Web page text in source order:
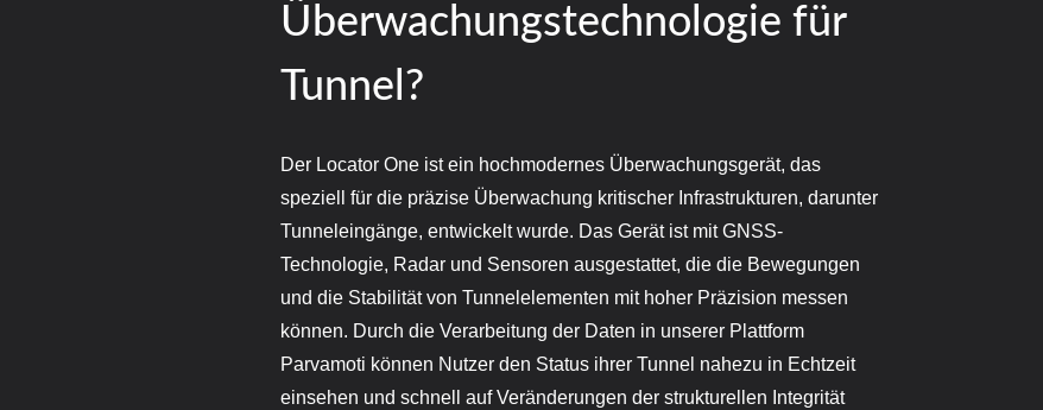
Überwachungstechnologie für
Tunnel?
Der Locator One ist ein hochmodernes Überwachungsgerät, das
speziell für die präzise Überwachung kritischer Infrastrukturen, darunter
Tunneleingänge, entwickelt wurde. Das Gerät ist mit GNSS-
Technologie, Radar und Sensoren ausgestattet, die die Bewegungen
und die Stabilität von Tunnelelementen mit hoher Präzision messen
können. Durch die Verarbeitung der Daten in unserer Plattform
Parvamoti können Nutzer den Status ihrer Tunnel nahezu in Echtzeit
einsehen und schnell auf Veränderungen der strukturellen Integrität